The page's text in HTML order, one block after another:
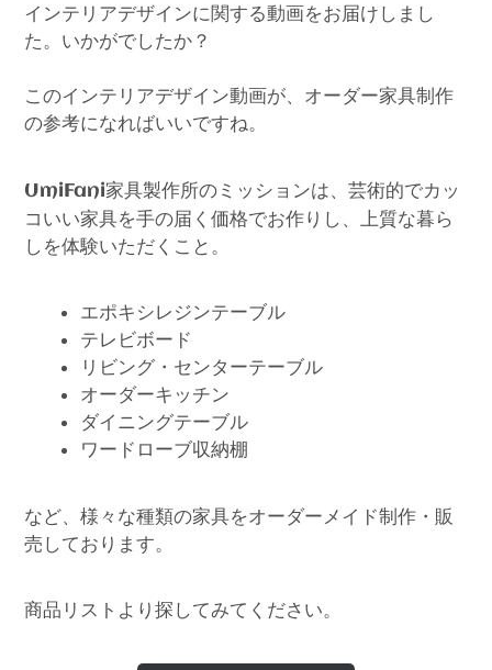
インテリアデザインに関する動画をお届けしまし
た。いかがでしたか？
このインテリアデザイン動画が、オーダー家具制作
の参考になればいいですね。
UmiFani家具製作所のミッションは、芸術的でカッ
コいい家具を手の届く価格でお作りし、上質な暮ら
しを体験いただくこと。
エポキシレジンテーブル
テレビボード
リビング・センターテーブル
オーダーキッチン
ダイニングテーブル
ワードローブ収納棚
など、様々な種類の家具をオーダーメイド制作・販
売しております。
商品リストより探してみてください。